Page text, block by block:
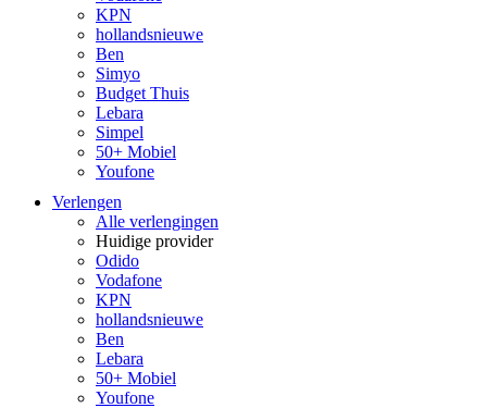
KPN
hollandsnieuwe
Ben
Simyo
Budget Thuis
Lebara
Simpel
50+ Mobiel
Youfone
Verlengen
Alle verlengingen
Huidige provider
Odido
Vodafone
KPN
hollandsnieuwe
Ben
Lebara
50+ Mobiel
Youfone